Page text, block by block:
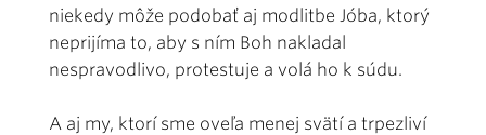
niekedy môže podobať aj modlitbe Jóba, ktorý
neprijíma to, aby s ním Boh nakladal
nespravodlivo, protestuje a volá ho k súdu.
A aj my, ktorí sme oveľa menej svätí a trpezliví